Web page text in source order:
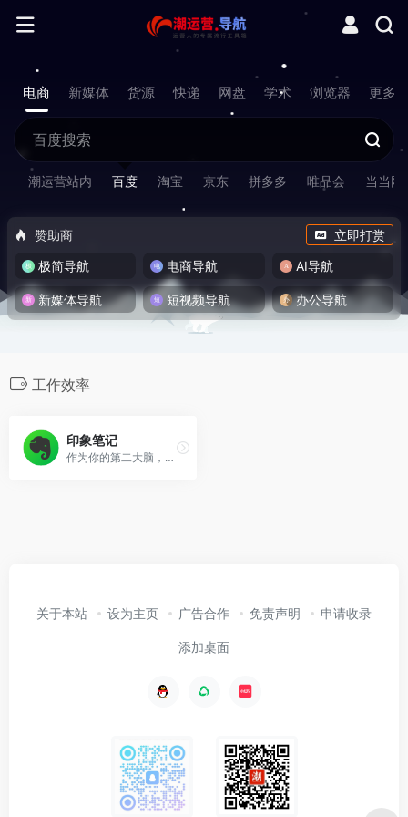
电商 新媒体 货源 快递 网盘 学术 浏览器 更多
潮运营站内 百度 淘宝 京东 拼多多 唯品会 当当网
赞助商
立即打赏
极简导航
电商导航 AI导航
新媒体导航 短视频导航 办公导航
工作效率
印象笔记
作为你的第二大脑，记录就用印象笔记。印象笔记可以帮助你高效工作、学习与生活。支持无缝多端同步，快速保存微信、微博、网页等内容，一站式完成信息的收集备份、高效记录、分享和永久保存。
关于本站 设为主页 广告合作 免责声明 申请收录
添加桌面